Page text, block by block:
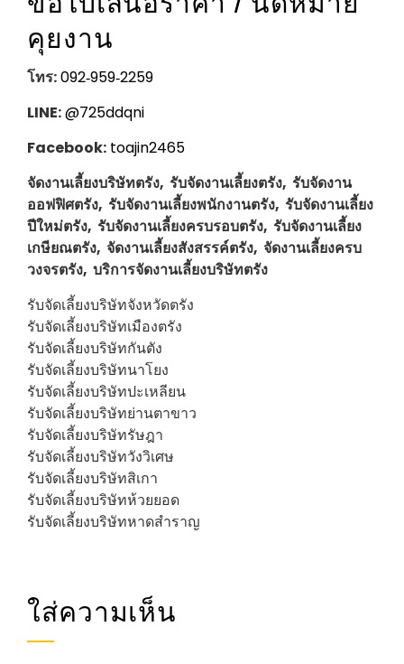
คุยงาน
โทร:092‑959‑2259
LINE:@725ddqni
Facebook: toajin2465
จัดงานเลี้ยงบริษัทตรัง, รับจัดงานเลี้ยงตรัง, รับจัดงาน
ออฟฟิศตรัง, รับจัดงานเลี้ยงพนักงานตรัง, รับจัดงานเลี้ยง
ปีใหม่ตรัง, รับจัดงานเลี้ยงครบรอบตรัง, รับจัดงานเลี้ยง
เกษียณตรัง, จัดงานเลี้ยงสังสรรค์ตรัง, จัดงานเลี้ยงครบ
วงจรตรัง, บริการจัดงานเลี้ยงบริษัทตรัง
รับจัดเลี้ยงบริษัทจังหวัดตรัง
รับจัดเลี้ยงบริษัทเมืองตรัง
รับจัดเลี้ยงบริษัทกันตัง
รับจัดเลี้ยงบริษัทนาโยง
รับจัดเลี้ยงบริษัทปะเหลียน
รับจัดเลี้ยงบริษัทย่านตาขาว
รับจัดเลี้ยงบริษัทรัษฎา
รับจัดเลี้ยงบริษัทวังวิเศษ
รับจัดเลี้ยงบริษัทสิเกา
รับจัดเลี้ยงบริษัทห้วยยอด
รับจัดเลี้ยงบริษัทหาดสำราญ
ใส่ความเห็น